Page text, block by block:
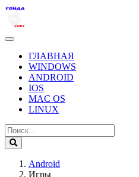
ГЛАВНАЯ
WINDOWS
ANDROID
IOS
MAC OS
LINUX
Android
Игры